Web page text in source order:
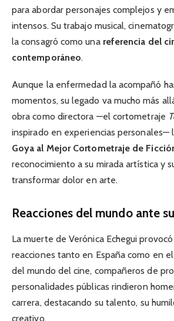
para abordar personajes complejos y
intensos. Su trabajo musical,
la consagró como una referencia del
contemporáneo.
Aunque la enfermedad la acompañó
momentos, su legado va mucho más
obra como directora —el cortometraje
inspirado en experiencias personales—
Goya al Mejor Cortometraje de
reconocimiento a su mirada artística y
transformar dolor en arte.
Reacciones del mundo ante
La muerte de Verónica Echegui
reacciones tanto en España como en
del mundo del cine, compañeros de
personalidades públicas rindieron
carrera, destacando su talento, su
creativo.